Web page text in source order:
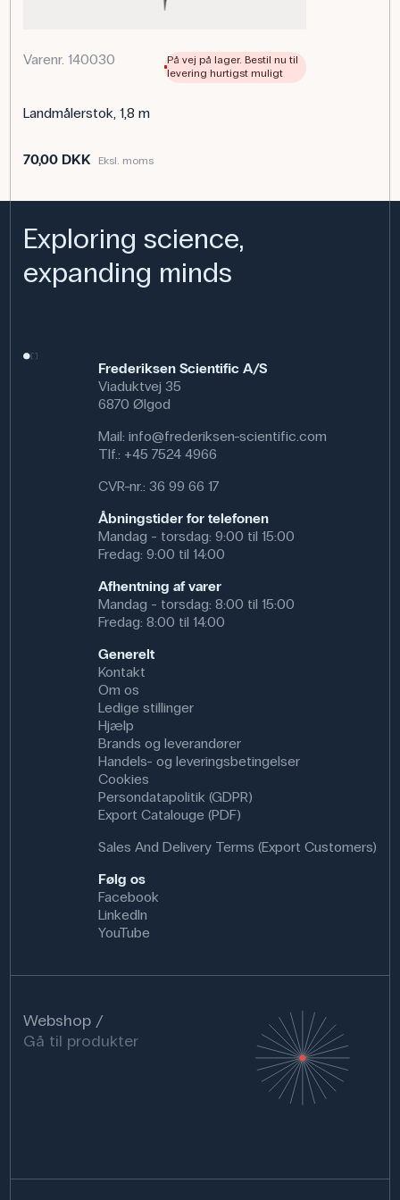
Varenr. 140030
På vej på lager. Bestil nu til
levering hurtigst muligt
Landmålerstok, 1,8 m
70,00 DKK Eksl. moms
Exploring science,
expanding minds
Frederiksen Scientific A/S
Viaduktvej 35
6870 Ølgod
Mail: info@frederiksen-scientific.com
Tlf.: +45 7524 4966
CVR-nr.: 36 99 66 17
Åbningstider for telefonen
Mandag - torsdag: 9:00 til 15:00
Fredag: 9:00 til 14:00
Afhentning af varer
Mandag - torsdag: 8:00 til 15:00
Fredag: 8:00 til 14:00
Generelt
Kontakt
Om os
Ledige stillinger
Hjælp
Brands og leverandører
Handels- og leveringsbetingelser
Cookies
Persondatapolitik (GDPR)
Export Catalouge (PDF)
Sales And Delivery Terms (Export Customers)
Følg os
Facebook
LinkedIn
YouTube
Webshop
Gå til produkter